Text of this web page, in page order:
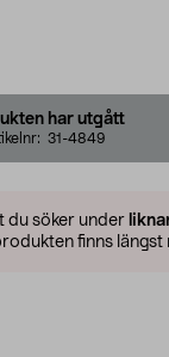
har utgått
31-4849
du söker under
finns längst